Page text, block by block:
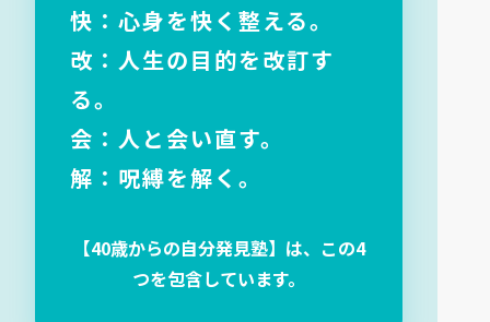
快：心身を快く整える。
改：人生の目的を改訂す
る。
会：人と会い直す。
解：呪縛を解く。
【40歳からの自分発見塾】は、この4
つを包含しています。